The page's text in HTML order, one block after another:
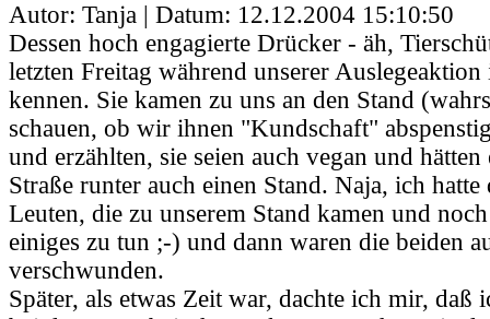
Autor: Tanja | Datum: 12.12.2004 15:10:50
Dessen hoch engagierte Drücker - äh,
letzten Freitag während unserer
kennen. Sie kamen zu uns an den Stand
schauen, ob wir ihnen "Kundschaft"
und erzählten, sie seien auch vegan und
Straße runter auch einen Stand. Naja, ich
Leuten, die zu unserem Stand kamen und
einiges zu tun ;-) und dann waren die beiden
verschwunden.
Später, als etwas Zeit war, dachte ich mir, daß